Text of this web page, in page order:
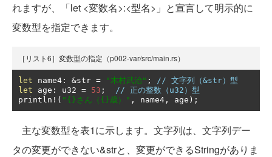
れますが、「let <変数名>:<型名>」と宣言して明示的に
変数型を指定できます。
［リスト6］変数型の指定（p002-var/src/main.rs）
let name4 : &str = "木村武治" ;
// 文字列（&str）型
let age : u32 = 53 ;
// 正の整数（u32）型
println !( "{}さん（{}歳）" , name4 , age );
主な変数型を表1に示します。文字列は、文字列デー
タの変更ができない&strと、変更ができるStringがありま